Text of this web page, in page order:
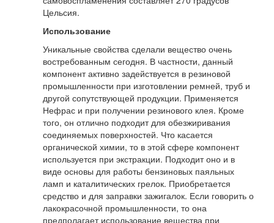
Цельсия.
Использование
Уникальные свойства сделали вещество очень
востребованным сегодня. В частности, данный
компонент активно задействуется в резиновой
промышленности при изготовлении ремней, труб и
другой сопутствующей продукции. Применяется
Нефрас и при получении резинового клея. Кроме
того, он отлично подходит для обезжиривания
соединяемых поверхностей. Что касается
органической химии, то в этой сфере компонент
используется при экстракции. Подходит оно и в
виде основы для работы бензиновых паяльных
ламп и каталитических грелок. Приобретается
средство и для заправки зажигалок. Если говорить о
лакокрасочной промышленности, то она
предполагает использование вещества при